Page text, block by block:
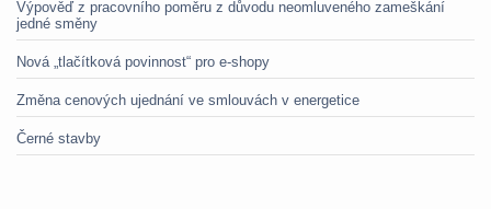
Výpověď z pracovního poměru z důvodu neomluveného zameškání
jedné směny
Nová „tlačítková povinnost“ pro e-shopy
Změna cenových ujednání ve smlouvách v energetice
Černé stavby